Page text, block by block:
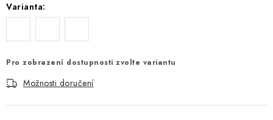
Varianta:
Pro zobrazení dostupnosti zvolte variantu
Možnosti doručení